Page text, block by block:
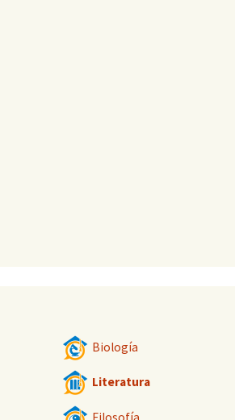
Biología
Literatura
Filosofía